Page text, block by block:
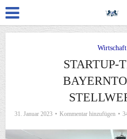
Wirtschaft
STARTUP-
31. Januar 2023 Kommentar hinzufügen